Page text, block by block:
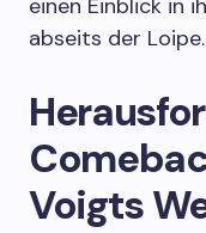
einen Einblick in
abseits der
Voigts